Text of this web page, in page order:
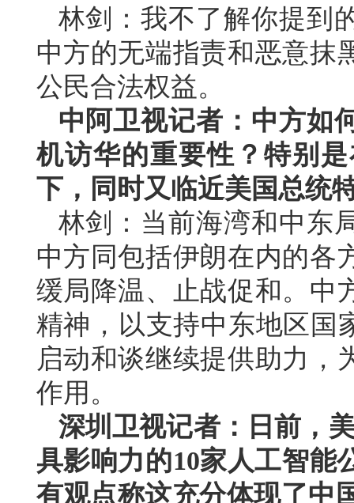
林剑：我不了解你提到
中方的无端指责和恶意抹
公民合法权益。
中阿卫视记者：中方如
机访华的重要性？特别
下，同时又临近美国总统
林剑：当前海湾和中东
中方同包括伊朗在内的各
缓局降温、止战促和。中
精神，以支持中东地区国
启动和谈继续提供助力，
作用。
深圳卫视记者：日前，
具影响力的10家人工智能
有观点称这充分体现了中